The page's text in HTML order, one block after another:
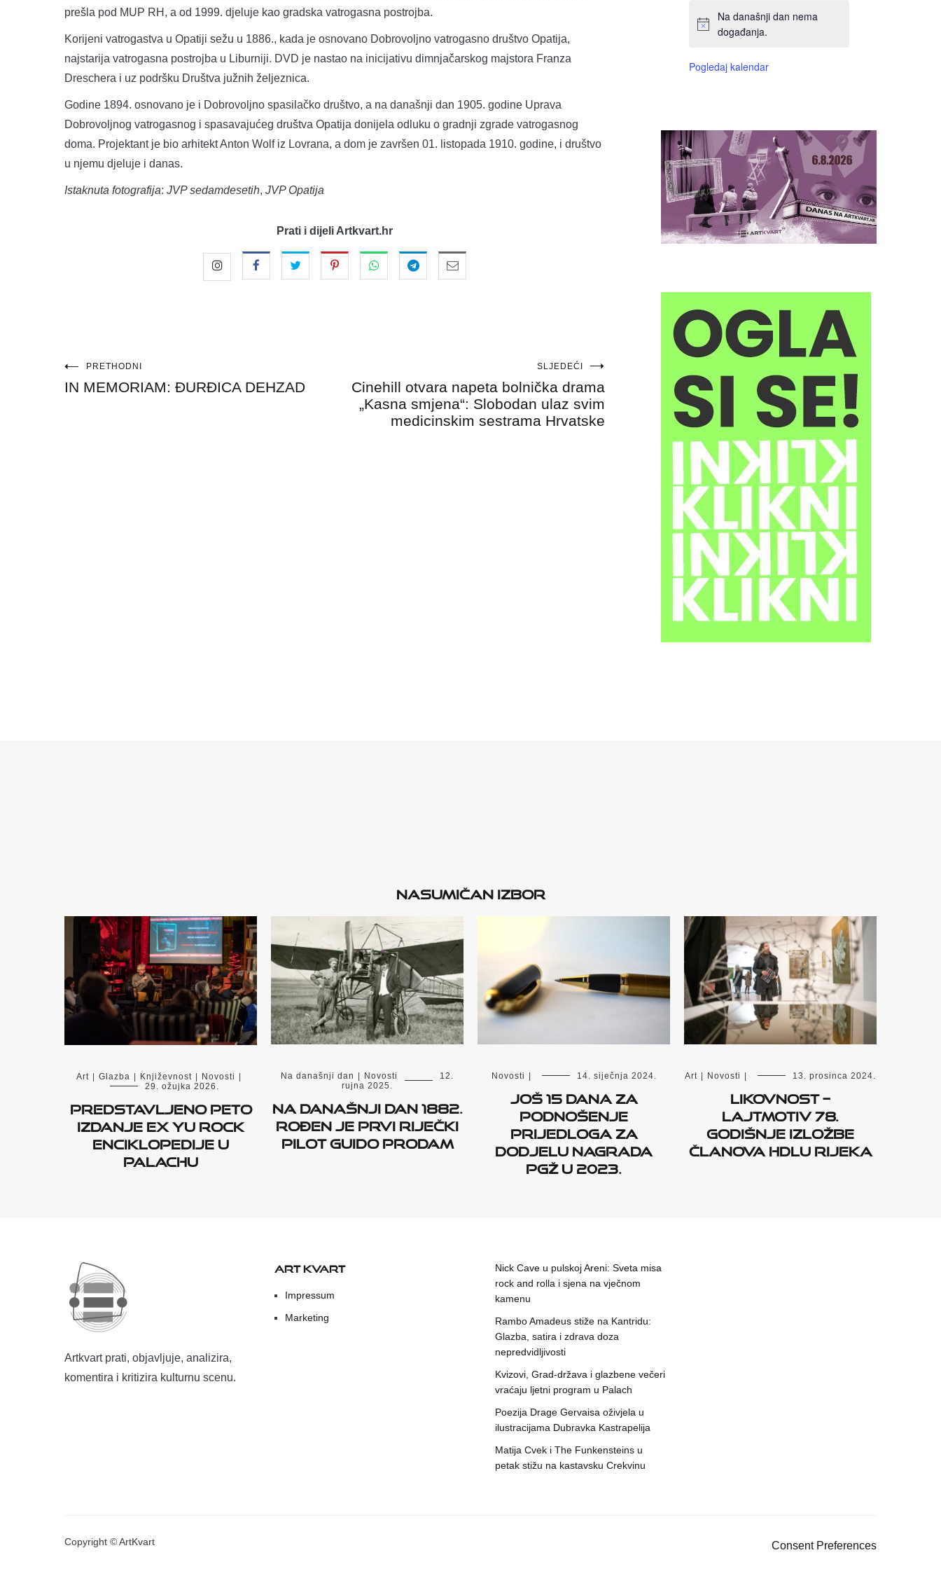
prešla pod MUP RH, a od 1999. djeluje kao gradska vatrogasna postrojba.
Korijeni vatrogastva u Opatiji sežu u 1886., kada je osnovano Dobrovoljno vatrogasno društvo Opatija,
najstarija vatrogasna postrojba u Liburniji. DVD je nastao na inicijativu dimnjačarskog majstora Franza
Dreschera i uz podršku Društva južnih željeznica.
Godine 1894. osnovano je i Dobrovoljno spasilačko društvo, a na današnji dan 1905. godine Uprava
Dobrovoljnog vatrogasnog i spasavajućeg društva Opatija donijela odluku o gradnji zgrade vatrogasnog
doma. Projektant je bio arhitekt Anton Wolf iz Lovrana, a dom je završen 01. listopada 1910. godine, i društvo
u njemu djeluje i danas.
Istaknuta fotografija: JVP sedamdesetih, JVP Opatija
Prati i dijeli Artkvart.hr
Navigacija
objava
PRETHODNI
IN MEMORIAM: ĐURĐICA DEHZAD
SLJEDEĆI
Cinehill otvara napeta bolnička drama
„Kasna smjena“: Slobodan ulaz svim
medicinskim sestrama Hrvatske
Na današnji dan nema
događanja.
Pogledaj kalendar
Nasumičan izbor
Art | Glazba | Književnost | Novosti |
29. ožujka 2026.
Predstavljeno peto
izdanje Ex YU rock
enciklopedije u
Palachu
Na današnji dan Novosti
12.
rujna 2025.
Na današnji dan 1882.
rođen je prvi riječki
pilot Guido Prodam
Novosti 14. siječnja 2024.
Još 15 dana za
podnošenje
prijedloga za
dodjelu nagrada
PGŽ u 2023.
Art Novosti 13. prosinca 2024.
Likovnost –
lajtmotiv 78.
Godišnje izložbe
članova HDLU Rijeka
Artkvart prati, objavljuje, analizira,
komentira i kritizira kulturnu scenu.
ART KVART
Impressum
Marketing
Nick Cave u pulskoj Areni: Sveta misa
rock and rolla i sjena na vječnom
kamenu
Rambo Amadeus stiže na Kantridu:
Glazba, satira i zdrava doza
nepredvidljivosti
Kvizovi, Grad-država i glazbene večeri
vraćaju ljetni program u Palach
Poezija Drage Gervaisa oživjela u
ilustracijama Dubravka Kastrapelija
Matija Cvek i The Funkensteins u
petak stižu na kastavsku Crekvinu
Copyright © ArtKvart Consent Preferences